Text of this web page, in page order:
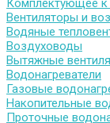
Комплектующее к
Вентиляторы и
Водяные
Воздуховоды
Вытяжные
Водонагреватели
Газовые
Накопительные
Проточные